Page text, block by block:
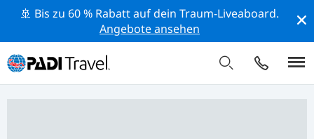
🚢 Bis zu 60 % Rabatt auf dein Traum-Liveaboard.
Angebote ansehen